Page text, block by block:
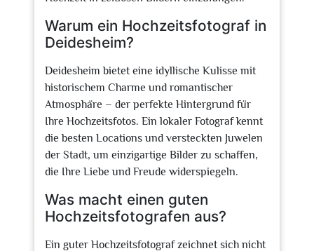
Warum ein Hochzeitsfotograf in
Deidesheim?
Deidesheim bietet eine idyllische Kulisse mit
historischem Charme und romantischer
Atmosphäre – der perfekte Hintergrund für
Ihre Hochzeitsfotos. Ein lokaler Fotograf kennt
die besten Locations und versteckten Juwelen
der Stadt, um einzigartige Bilder zu schaffen,
die Ihre Liebe und Freude widerspiegeln.
Was macht einen guten
Hochzeitsfotografen aus?
Ein guter Hochzeitsfotograf zeichnet sich nicht